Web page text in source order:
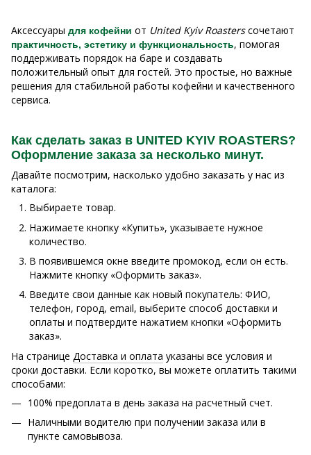
Аксессуары для кофейни от United Kyiv Roastersсочетают
практичность, эстетику и функциональность, помогая
поддерживать порядок на баре и создавать
положительный опыт для гостей. Это простые, но важные
решения для стабильной работы кофейни и качественного
сервиса.
Как сделать заказ в UNITED KYIV ROASTERS?
Оформление заказа за несколько минут.
Давайте посмотрим, насколько удобно заказать у нас из
каталога:
Выбираете товар.
Нажимаете кнопку «Купить», указываете нужное
количество.
В появившемся окне введите промокод, если он есть.
Нажмите кнопку «Оформить заказ».
Введите свои данные как новый покупатель: ФИО,
телефон, город, email, выберите способ доставки и
оплаты и подтвердите нажатием кнопки «Оформить
заказ».
На странице Доставка и оплата указаны все условия и
сроки доставки. Если коротко, вы можете оплатить такими
способами:
100% предоплата в день заказа на расчетный счет.
Наличными водителю при получении заказа или в
пункте самовывоза.